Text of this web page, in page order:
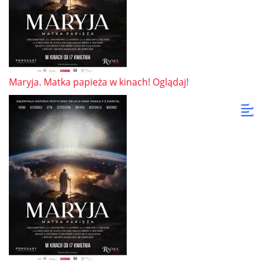
Maryja. Matka papieża w kinach! Oglądaj!